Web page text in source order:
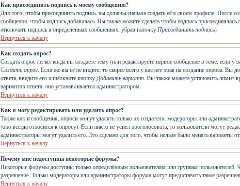
Как присоединить подпись к моему сообщению?
Для того, чтобы присоединить подпись, вы должны сначала создать её в своем профиле. После
сообщения, чтобы подпись добавилась. Вы также можете сделать чтобы подпись
отключать подпись в определенных сообщениях, убрав галочку Присоединить подпись)
Вернуться к началу
Как создать опрос?
Создать опрос легко: когда вы создаёте тему (или редактируете первое сообщение в теме,
Создать опрос. Если же вы её не видите, то скорее всего у вас нет прав на создание опроса.
ответа, введите его и щёлкните кнопкуДобавить вариант. Вы также можете установить лимит
вариантов ответа, оно устанавливается администратором.
Вернуться к началу
Как я могу редактировать или удалить опрос?
Также как и сообщения, опросы могут удалять только их создатели, модераторы или
(оно всегда относится к опросу). Если никто не успел проголосовать, то пользователи могут
администраторы могут удалить его. Это сделано для того, чтобы нельзя было менять варианты
Вернуться к началу
Почему мне недоступны некоторые форумы?
Некоторые форумы доступны только определённым пользователям или группам пользователей.
разрешение. Только модераторы или администраторы форума могут предоставить такое
Вернуться к началу